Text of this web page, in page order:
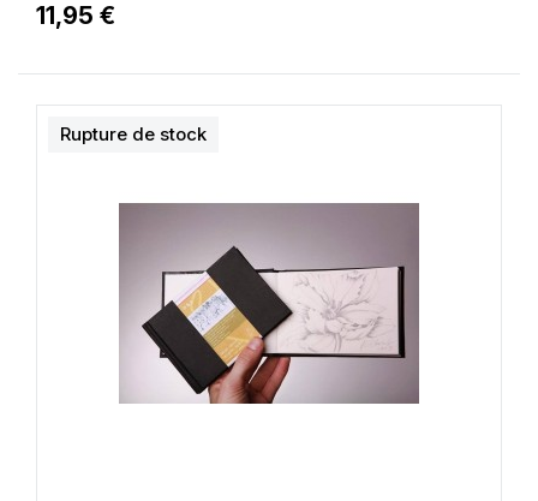
11,95 €
Rupture de stock